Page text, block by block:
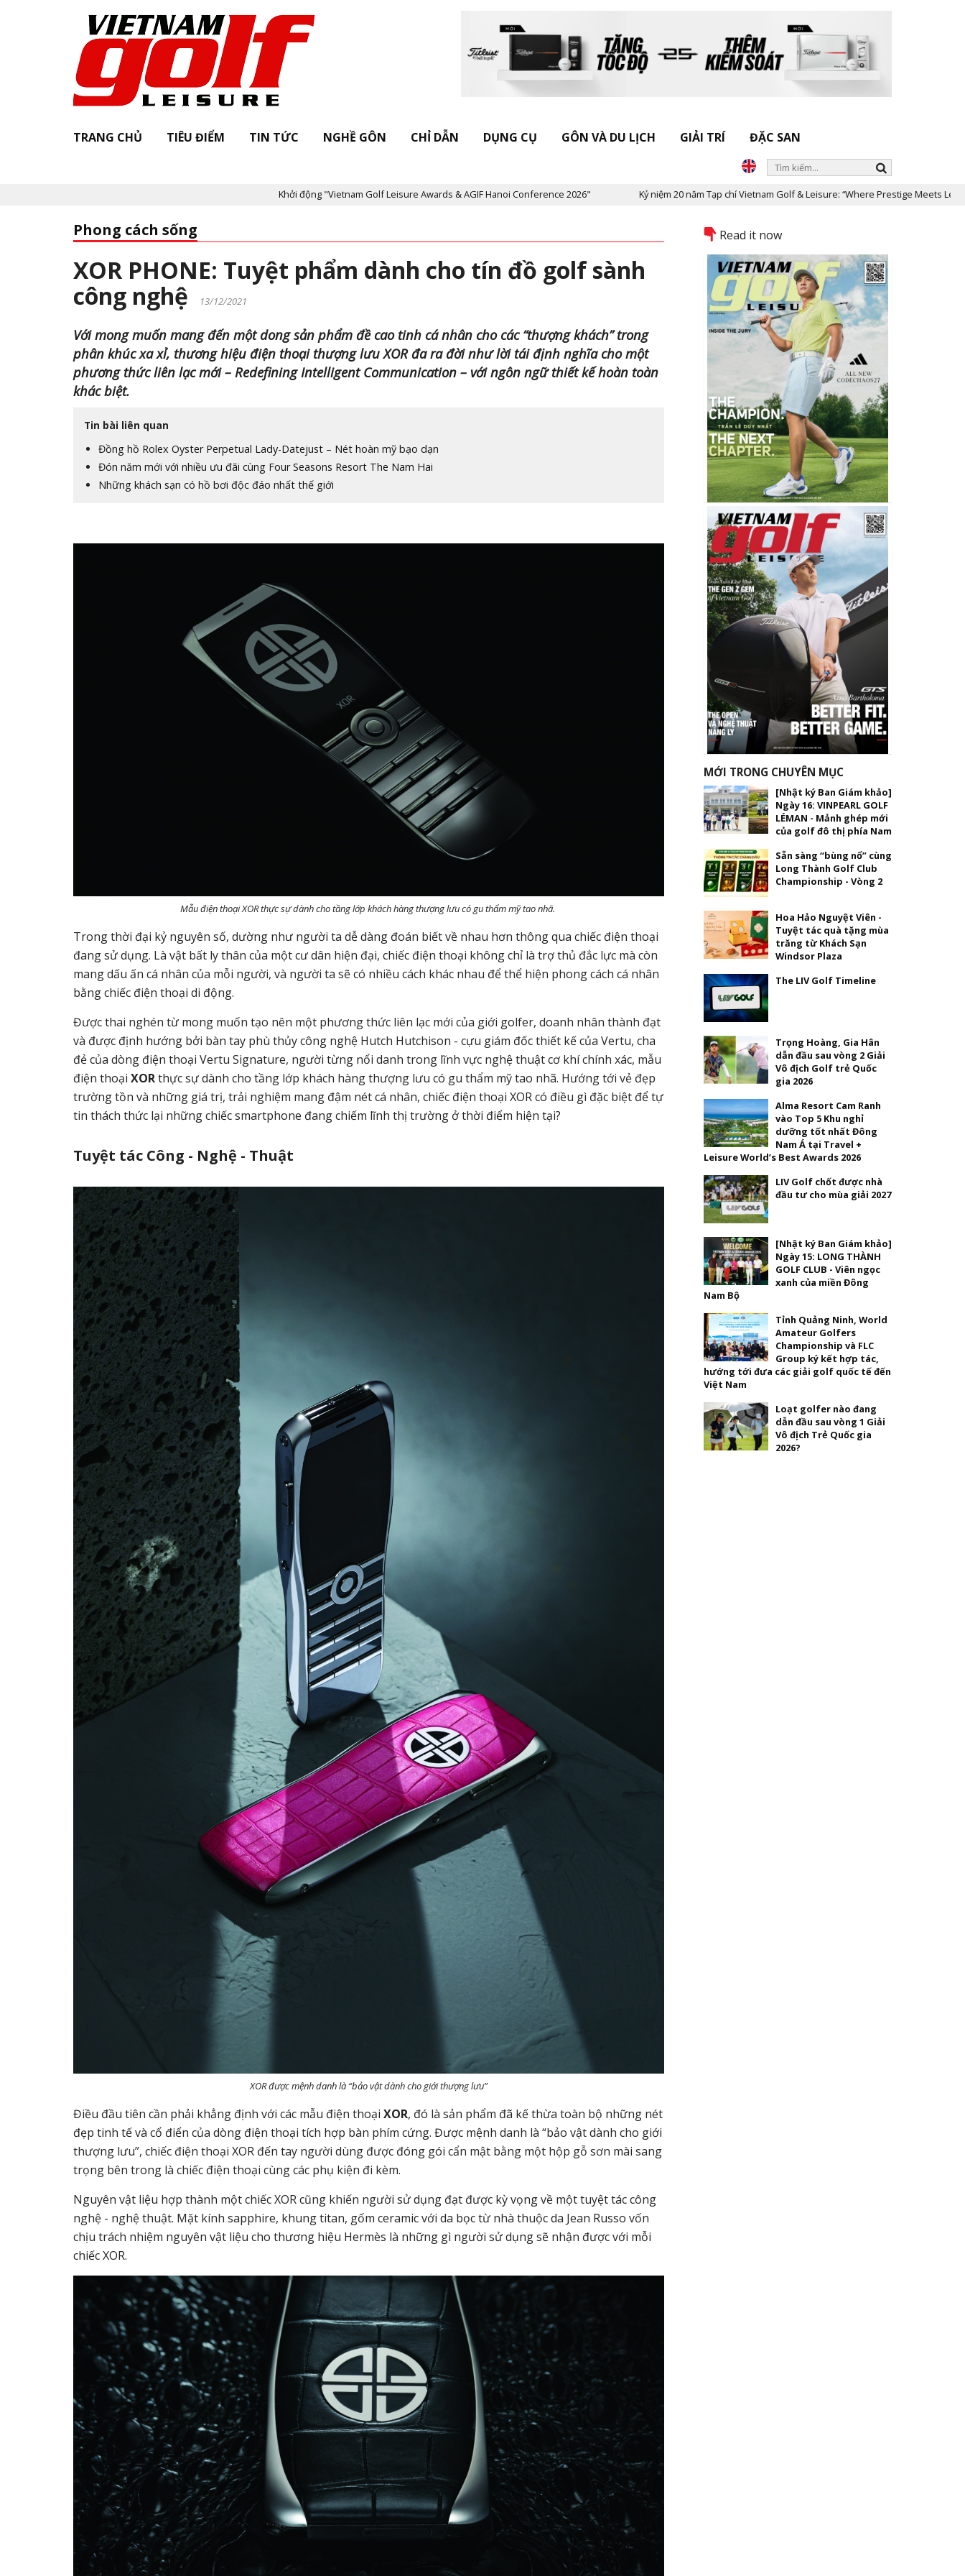
TRANG CHỦ TIÊU ĐIỂM TIN TỨC NGHỀ GÔN CHỈ DẪN DỤNG CỤ GÔN VÀ DU LỊCH GIẢI TRÍ ĐẶC SAN
Khởi động "Vietnam Golf Leisure Awards & AGIF Hanoi Conference 2026" Kỷ niệm 20 năm Tạp chí Vietnam Golf & Leisure: “Where Prestige Meets Legacy”
Phong cách sống
XOR PHONE: Tuyệt phẩm dành cho tín đồ golf sành
công nghệ
13/12/2021
Với mong muốn mang đến một dong sản phẩm đề cao tinh cá nhân cho các “thượng khách” trong
phân khúc xa xỉ, thương hiệu điện thoại thượng lưu XOR đa ra đời như lời tái định nghĩa cho một
phương thức liên lạc mới – Redefining Intelligent Communication – với ngôn ngữ thiết kế hoàn toàn
khác biệt.
Tin bài liên quan
Đồng hồ Rolex Oyster Perpetual Lady-Datejust – Nét hoàn mỹ bạo dạn
Đón năm mới với nhiều ưu đãi cùng Four Seasons Resort The Nam Hai
Những khách sạn có hồ bơi độc đáo nhất thế giới
Mẫu điện thoại XOR thực sự dành cho tầng lớp khách hàng thượng lưu có gu thẩm mỹ tao nhã.
Trong thời đại kỷ nguyên số, dường như người ta dễ dàng đoán biết về nhau hơn thông qua chiếc điện thoại
đang sử dụng. Là vật bất ly thân của một cư dân hiện đại, chiếc điện thoại không chỉ là trợ thủ đắc lực mà còn
mang dấu ấn cá nhân của mỗi người, và người ta sẽ có nhiều cách khác nhau để thể hiện phong cách cá nhân
bằng chiếc điện thoại di động.
Được thai nghén từ mong muốn tạo nên một phương thức liên lạc mới của giới golfer, doanh nhân thành đạt
và được định hướng bởi bàn tay phù thủy công nghệ Hutch Hutchison - cựu giám đốc thiết kế của Vertu, cha
đẻ của dòng điện thoại Vertu Signature, người từng nổi danh trong lĩnh vực nghệ thuật cơ khí chính xác, mẫu
điện thoại XORthực sự dành cho tầng lớp khách hàng thượng lưu có gu thẩm mỹ tao nhã. Hướng tới vẻ đẹp
trường tồn và những giá trị, trải nghiệm mang đậm nét cá nhân, chiếc điện thoại XOR có điều gì đặc biệt để tự
tin thách thức lại những chiếc smartphone đang chiếm lĩnh thị trường ở thời điểm hiện tại?
Tuyệt tác Công - Nghệ - Thuật
XOR được mệnh danh là “bảo vật dành cho giới thượng lưu”
Điều đầu tiên cần phải khẳng định với các mẫu điện thoại XOR, đó là sản phẩm đã kế thừa toàn bộ những nét
đẹp tinh tế và cổ điển của dòng điện thoại tích hợp bàn phím cứng. Được mệnh danh là “bảo vật dành cho giới
thượng lưu”, chiếc điện thoại XOR đến tay người dùng được đóng gói cẩn mật bằng một hộp gỗ sơn mài sang
trọng bên trong là chiếc điện thoại cùng các phụ kiện đi kèm.
Nguyên vật liệu hợp thành một chiếc XOR cũng khiến người sử dụng đạt được kỳ vọng về một tuyệt tác công
nghệ - nghệ thuật. Mặt kính sapphire, khung titan, gốm ceramic với da bọc từ nhà thuộc da Jean Russo vốn
chịu trách nhiệm nguyên vật liệu cho thương hiệu Hermès là những gì người sử dụng sẽ nhận được với mỗi
chiếc XOR.
Read it now
MỚI TRONG CHUYÊN MỤC
[Nhật ký Ban Giám khảo]
Ngày 16: VINPEARL GOLF
LÉMAN - Mảnh ghép mới
của golf đô thị phía Nam
Sẵn sàng “bùng nổ” cùng
Long Thành Golf Club
Championship - Vòng 2
Hoa Hảo Nguyệt Viên -
Tuyệt tác quà tặng mùa
trăng từ Khách Sạn
Windsor Plaza
The LIV Golf Timeline
Trọng Hoàng, Gia Hân
dẫn đầu sau vòng 2 Giải
Vô địch Golf trẻ Quốc
gia 2026
Alma Resort Cam Ranh
vào Top 5 Khu nghỉ
dưỡng tốt nhất Đông
Nam Á tại Travel +
Leisure World’s Best Awards 2026
LIV Golf chốt được nhà
đầu tư cho mùa giải 2027
[Nhật ký Ban Giám khảo]
Ngày 15: LONG THÀNH
GOLF CLUB - Viên ngọc
xanh của miền Đông
Nam Bộ
Tỉnh Quảng Ninh, World
Amateur Golfers
Championship và FLC
Group ký kết hợp tác,
hướng tới đưa các giải golf quốc tế đến
Việt Nam
Loạt golfer nào đang
dẫn đầu sau vòng 1 Giải
Vô địch Trẻ Quốc gia
2026?